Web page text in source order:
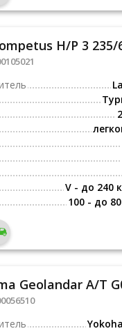
H/P 3 235/
V - до 240
100 - до
Geolandar A/T